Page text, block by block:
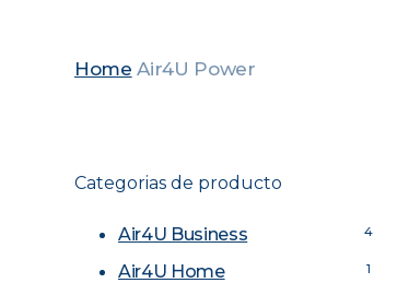
Home Air4U Power
Categorias de producto
Air4U Business 4
Air4U Home 1